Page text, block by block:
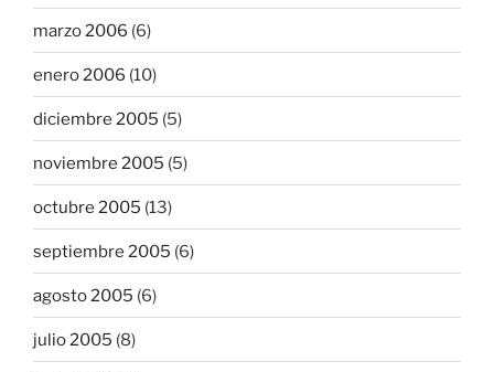
marzo 2006 (6)
enero 2006 (10)
diciembre 2005 (5)
noviembre 2005 (5)
octubre 2005 (13)
septiembre 2005 (6)
agosto 2005 (6)
julio 2005 (8)